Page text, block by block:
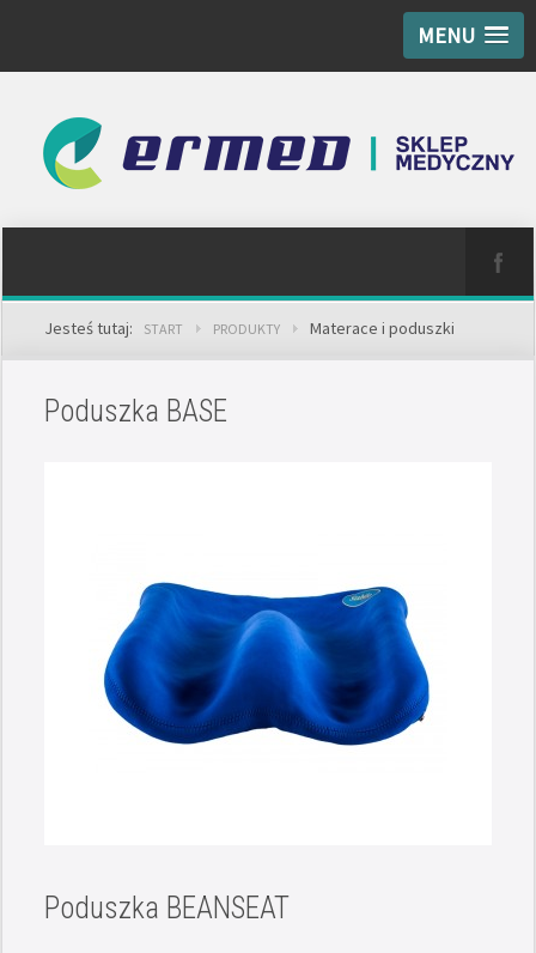
MENU
Jesteś tutaj: START PRODUKTY Materace i poduszki
Poduszka BASE
Poduszka BEANSEAT